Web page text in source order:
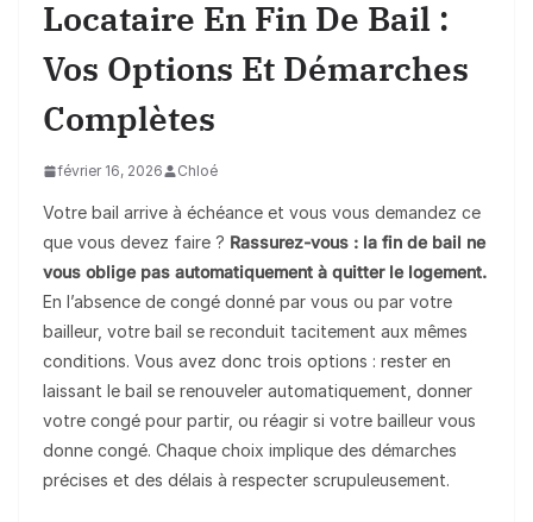
Locataire En Fin De Bail :
Vos Options Et Démarches
Complètes
février 16, 2026 Chloé
Votre bail arrive à échéance et vous vous demandez ce
que vous devez faire ? Rassurez-vous : la fin de bail ne
vous oblige pas automatiquement à quitter le logement.
En l’absence de congé donné par vous ou par votre
bailleur, votre bail se reconduit tacitement aux mêmes
conditions. Vous avez donc trois options : rester en
laissant le bail se renouveler automatiquement, donner
votre congé pour partir, ou réagir si votre bailleur vous
donne congé. Chaque choix implique des démarches
précises et des délais à respecter scrupuleusement.